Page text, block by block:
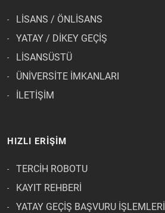
LİSANS / ÖNLİSANS
YATAY / DİKEY GEÇİŞ
LİSANSÜSTÜ
ÜNİVERSİTE İMKANLARI
İLETİŞİM
HIZLI ERİŞİM
TERCİH ROBOTU
KAYIT REHBERİ
YATAY GEÇİŞ BAŞVURU İŞLEMLERİ